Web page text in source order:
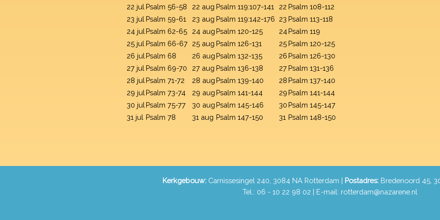
22 jul Psalm 56-58 22 aug Psalm 119:107-141 22 Psalm 108-112
23 jul Psalm 59-61 23 aug Psalm 119:142-176 23 Psalm 113-118
24 jul Psalm 62-65 24 augPsalm 120-125 24Psalm 119
25 jul Psalm 66-67 25 aug Psalm 126-131 25Psalm 120-125
26 jul Psalm 68 26 augPsalm 132-135 26Psalm 126-130
27 jul Psalm 69-70 27 aug Psalm 136-138 27Psalm 131-136
28 jul Psalm 71-72 28 augPsalm 139-140 28Psalm 137-140
29 jul Psalm 73-74 29 augPsalm 141-144 29Psalm 141-144
30 jul Psalm 75-77 30 augPsalm 145-146 30Psalm 145-147
31 jul Psalm 78 31 aug Psalm 147-150 31 Psalm 148-150
Kerkgebouw: Carnissesingel 240, 3084 NA Rotterdam | Postadres: Bredenoord 45,
Tel.: 06 - 10 22 98 02 | E-mail: rotterdam@nazarene.nl